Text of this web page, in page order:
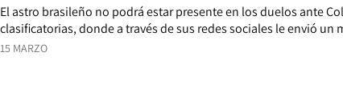
15 MARZO
El astro brasileño no podrá estar presente en los duelos ante
clasificatorias, donde a través de sus redes sociales le envió un